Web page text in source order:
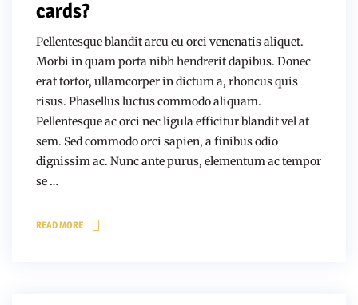
cards?
Pellentesque blandit arcu eu orci venenatis aliquet.
Morbi in quam porta nibh hendrerit dapibus. Donec
erat tortor, ullamcorper in dictum a, rhoncus quis
risus. Phasellus luctus commodo aliquam.
Pellentesque ac orci nec ligula efficitur blandit vel at
sem. Sed commodo orci sapien, a finibus odio
dignissim ac. Nunc ante purus, elementum ac tempor
se …
READ MORE